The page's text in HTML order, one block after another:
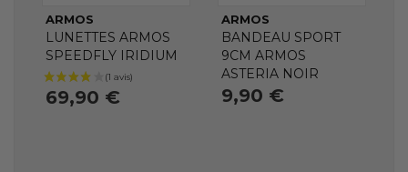
ARMOS
LUNETTES ARMOS
SPEEDFLY IRIDIUM
69,90 €
ARMOS
BANDEAU SPORT
9CM ARMOS
ASTERIA NOIR
9,90 €